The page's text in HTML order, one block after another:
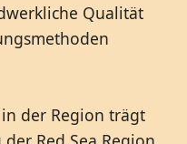
Qualität
der Region trägt